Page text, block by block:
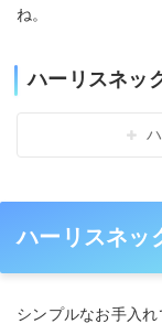
ね。
ハーリスネッ
ハーリスネッ
シンプルなお手入